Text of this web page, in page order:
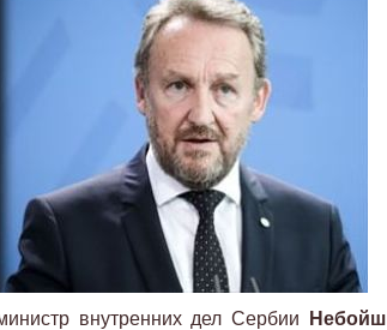
внутренних дел Сербии
Небойш